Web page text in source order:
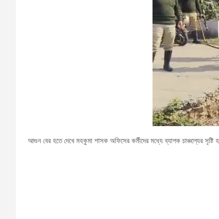
আগুন বের হতে দেখে মহকুমা শাসক অফিসের কর্মীদের মধ্যে ব্যাপক চাঞ্চল্যের